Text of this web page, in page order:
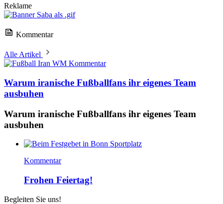
Reklame
Kommentar
Alle Artikel
Kommentar
Warum iranische Fußballfans ihr eigenes Team
ausbuhen
Warum iranische Fußballfans ihr eigenes Team
ausbuhen
Kommentar
Frohen Feiertag!
Begleiten Sie uns!